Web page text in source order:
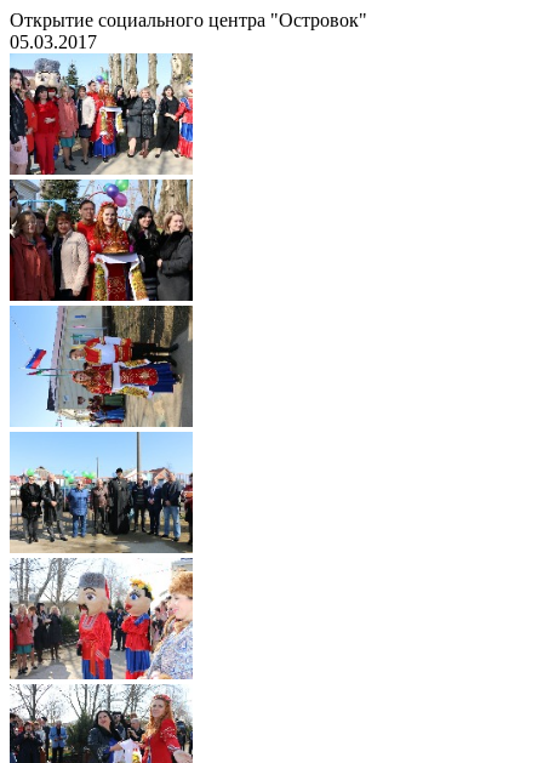
Открытие социального центра "Островок"
05.03.2017